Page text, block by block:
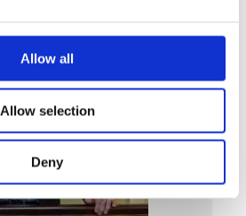
Allow all
Allow selection
Deny